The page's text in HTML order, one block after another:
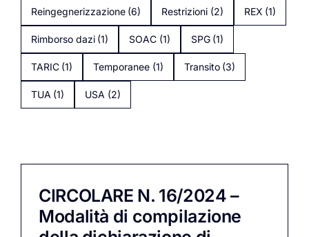
Reingegnerizzazione (6) Restrizioni (2) REX (1)
Rimborso dazi (1) SOAC (1) SPG (1)
TARIC (1) Temporanee (1) Transito (3)
TUA (1) USA (2)
CIRCOLARE N. 16/2024 –
Modalità di compilazione